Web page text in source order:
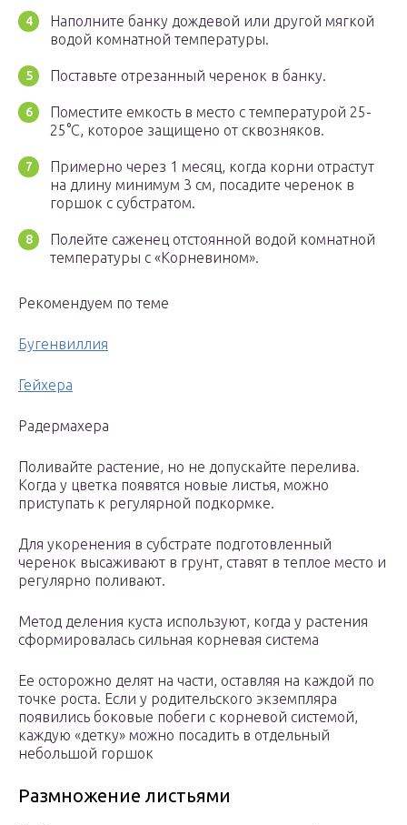
Наполните банку дождевой или другой мягкой
водой комнатной температуры.
Поставьте отрезанный черенок в банку.
Поместите емкость в место с температурой 25-
25°С, которое защищено от сквозняков.
Примерно через 1 месяц, когда корни отрастут
на длину минимум 3 см, посадите черенок в
горшок с субстратом.
Полейте саженец отстоянной водой комнатной
температуры с «Корневином».
Рекомендуем по теме
Бугенвиллия
Гейхера
Радермахера
Поливайте растение, но не допускайте перелива.
Когда у цветка появятся новые листья, можно
приступать к регулярной подкормке.
Для укоренения в субстрате подготовленный
черенок высаживают в грунт, ставят в теплое место и
регулярно поливают.
Метод деления куста используют, когда у растения
сформировалась сильная корневая система
Ее осторожно делят на части, оставляя на каждой по
точке роста. Если у родительского экземпляра
появились боковые побеги с корневой системой,
каждую «детку» можно посадить в отдельный
небольшой горшок
Размножение листьями